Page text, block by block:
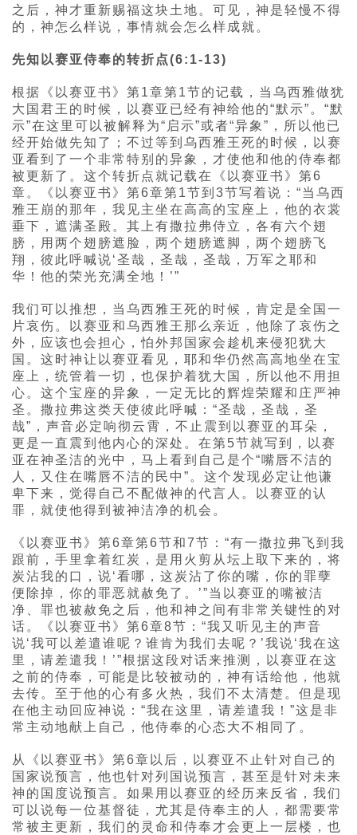
之后，神才重新赐福这块土地。可见，神是轻慢不得
的，神怎么样说，事情就会怎么样成就。
先知以赛亚侍奉的转折点(6:1-13)
根据《以赛亚书》第1章第1节的记载，当乌西雅做犹
大国君王的时候，以赛亚已经有神给他的“默示”。“默
示”在这里可以被解释为“启示”或者“异象”，所以他已
经开始做先知了；不过等到乌西雅王死的时候，以赛
亚看到了一个非常特别的异象，才使他和他的侍奉都
被更新了。这个转折点就记载在《以赛亚书》第6
章。《以赛亚书》第6章第1节到3节写着说：“当乌西
雅王崩的那年，我见主坐在高高的宝座上，他的衣裳
垂下，遮满圣殿。其上有撒拉弗侍立，各有六个翅
膀，用两个翅膀遮脸，两个翅膀遮脚，两个翅膀飞
翔，彼此呼喊说‘圣哉，圣哉，圣哉，万军之耶和
华！他的荣光充满全地！’”
我们可以推想，当乌西雅王死的时候，肯定是全国一
片哀伤。以赛亚和乌西雅王那么亲近，他除了哀伤之
外，应该也会担心，怕外邦国家会趁机来侵犯犹大
国。这时神让以赛亚看见，耶和华仍然高高地坐在宝
座上，统管着一切，也保护着犹大国，所以他不用担
心。这个宝座的异象，一定无比的辉煌荣耀和庄严神
圣。撒拉弗这类天使彼此呼喊：“圣哉，圣哉，圣
哉”，声音必定响彻云霄，不止震到以赛亚的耳朵，
更是一直震到他内心的深处。在第5节就写到，以赛
亚在神圣洁的光中，马上看到自己是个“嘴唇不洁的
人，又住在嘴唇不洁的民中”。这个发现必定让他谦
卑下来，觉得自己不配做神的代言人。以赛亚的认
罪，就使他得到被神洁净的机会。
《以赛亚书》第6章第6节和7节：“有一撒拉弗飞到我
跟前，手里拿着红炭，是用火剪从坛上取下来的，将
炭沾我的口，说‘看哪，这炭沾了你的嘴，你的罪孽
便除掉，你的罪恶就赦免了。’”当以赛亚的嘴被洁
净、罪也被赦免之后，他和神之间有非常关键性的对
话。《以赛亚书》第6章8节：“我又听见主的声音
说‘我可以差遣谁呢？谁肯为我们去呢？’我说‘我在这
里，请差遣我！’”根据这段对话来推测，以赛亚在这
之前的侍奉，可能是比较被动的，神有话给他，他就
去传。至于他的心有多火热，我们不太清楚。但是现
在他主动回应神说：“我在这里，请差遣我！”这是非
常主动地献上自己，他侍奉的心态大不相同了。
从《以赛亚书》第6章以后，以赛亚不止针对自己的
国家说预言，他也针对列国说预言，甚至是针对未来
神的国度说预言。如果用以赛亚的经历来反省，我们
可以说每一位基督徒，尤其是侍奉主的人，都需要常
常被主更新，我们的灵命和侍奉才会更上一层楼，也